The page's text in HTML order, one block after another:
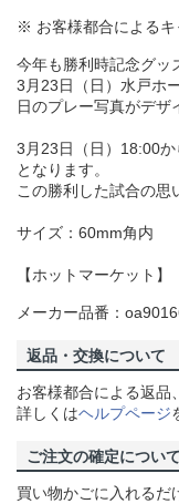
※ お客様都合によるキ
今年も勝利時記念グッ
3月23日（日）水戸ホ
日のプレー写真がデザ
3月23日（日）18:00
となります。
この勝利した試合の思
サイズ：60mm角内
【ホットマーケット】
メーカー品番：
返品・交換について
お客様都合による返品
詳しくはヘルプページ
ご注文の確定について
買い物かごに入れるだ